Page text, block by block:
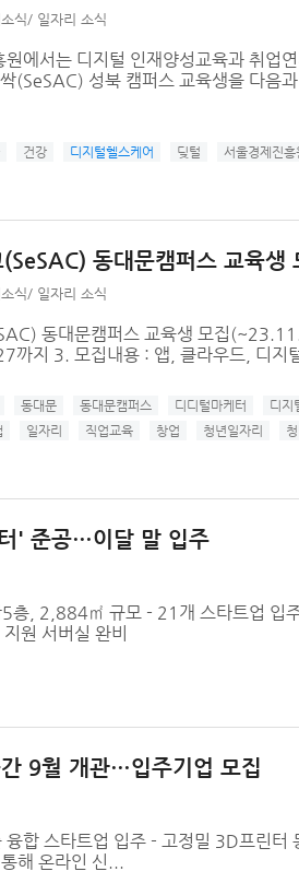
식/ 일자리 소식
에서는 디지털 인재양성교육과 취업
(SeSAC) 성북 캠퍼스 교육생을 다음
건강 디지털헬스케어 딪털 서울경제진흥
(SeSAC) 동대문캠퍼스 교육
식/ 일자리 소식
동대문캠퍼스 교육생 모집
지 3. 모집내용 : 앱, 클라우드, 디지
동대문 동대문캠퍼스 디디털마케터 디지
일자리 직업교육 창업 청년일자리
' 준공…이달 말 입주
, 2,884㎡ 규모 - 21개 스타트업 입
원 서버실 완비
9월 개관…입주기업 모집
합 스타트업 입주 - 고정밀 3D프린터
해 온라인 신...